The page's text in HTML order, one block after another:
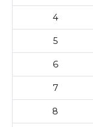
4
5
6
7
8